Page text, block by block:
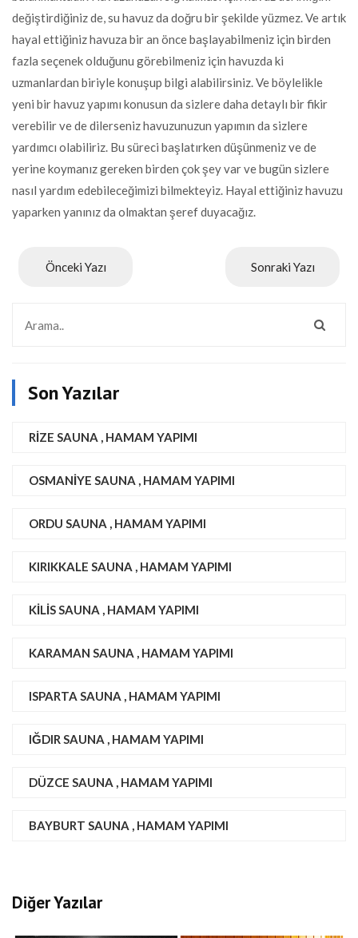
Son Yazılar
RIZE SAUNA , HAMAM YAPIMI
OSMANIYE SAUNA , HAMAM YAPIMI
ORDU SAUNA , HAMAM YAPIMI
KIRIKKALE SAUNA , HAMAM YAPIMI
KILIS SAUNA , HAMAM YAPIMI
KARAMAN SAUNA , HAMAM YAPIMI
ISPARTA SAUNA , HAMAM YAPIMI
IĞDIR SAUNA , HAMAM YAPIMI
DÜZCE SAUNA , HAMAM YAPIMI
BAYBURT SAUNA , HAMAM YAPIMI
değiştirdiğiniz de, su havuz da doğru bir şekilde yüzmez. Ve artık
hayal ettiğiniz havuza bir an önce başlayabilmeniz için birden
fazla seçenek olduğunu görebilmeniz için havuzda ki
uzmanlardan biriyle konuşup bilgi alabilirsiniz. Ve böylelikle
yeni bir havuz yapımı konusun da sizlere daha detaylı bir fikir
verebilir ve de dilerseniz havuzunuzun yapımın da sizlere
yardımcı olabiliriz. Bu süreci başlatırken düşünmeniz ve de
yerine koymanız gereken birden çok şey var ve bugün sizlere
nasıl yardım edebileceğimizi bilmekteyiz. Hayal ettiğiniz havuzu
yaparken yanınız da olmaktan şeref duyacağız.
Önceki Yazı Sonraki Yazı
Diğer Yazılar